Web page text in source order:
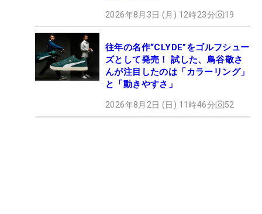
2026年8月3日 (月) 12時23分 19
往年の名作“CLYDE”をゴルフシュー
ズとして発売！ 試した、鳥谷敬さ
んが注目したのは「カラーリング」
と「動きやすさ」
2026年8月2日 (日) 11時46分 52